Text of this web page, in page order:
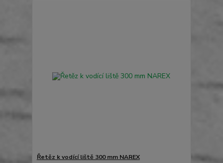
Řetěz k vodící liště 300 mm NAREX